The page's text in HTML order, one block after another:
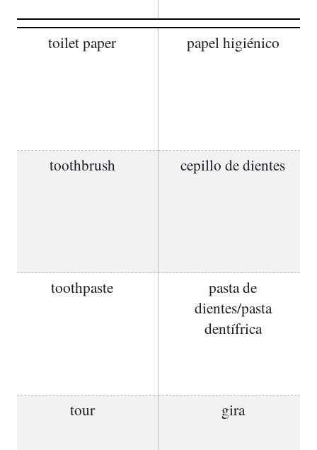
toilet paper papel higiénico
toothbrush cepillo de dientes
toothpaste
pasta de
dientes/pasta
dentífrica
tour gira